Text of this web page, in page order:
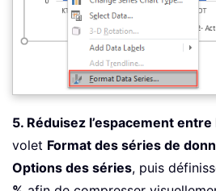
5. Réduisez l’espacement
volet Format des séries de
Options des séries, puis